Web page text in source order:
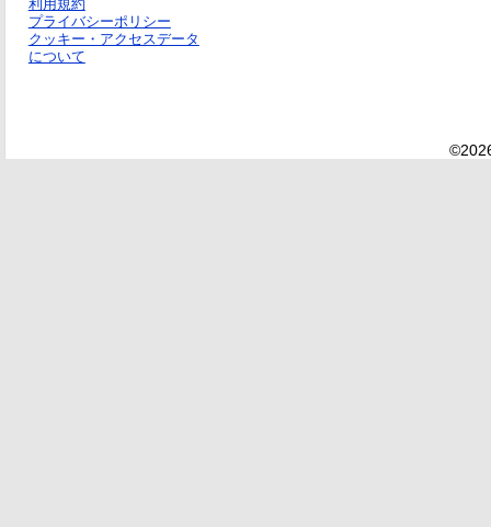
利用規約
プライバシーポリシー
クッキー・アクセスデータ
について